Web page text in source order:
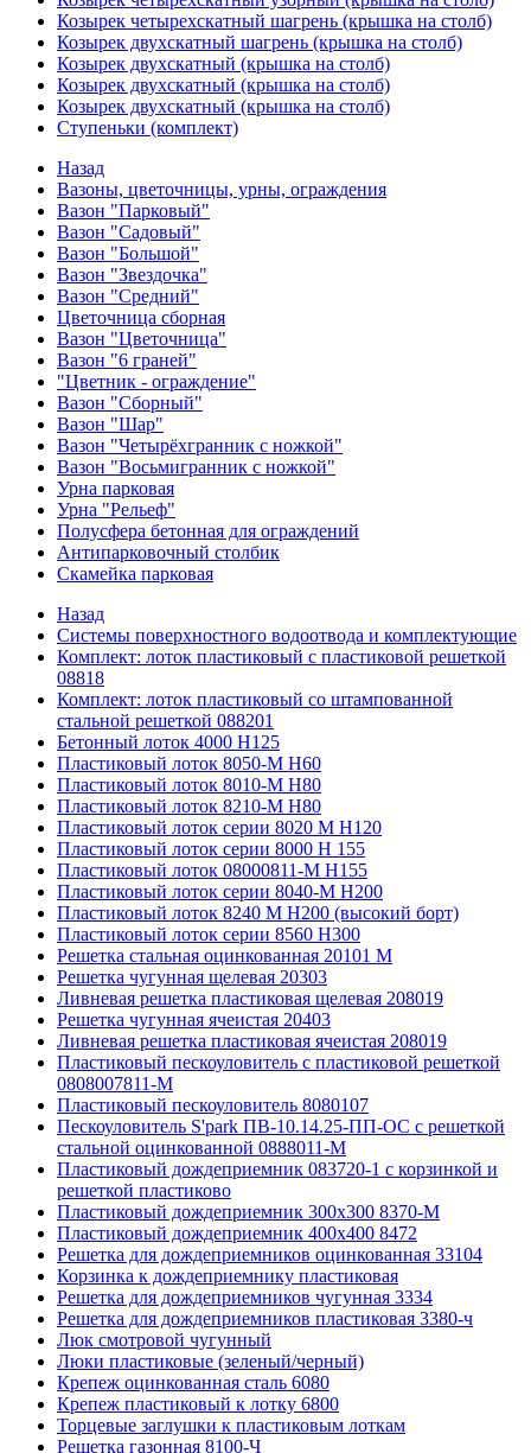
Козырек четырехскатный шагрень (крышка на столб)
Козырек двухскатный шагрень (крышка на столб)
Козырек двухскатный (крышка на столб)
Козырек двухскатный (крышка на столб)
Козырек двухскатный (крышка на столб)
Ступеньки (комплект)
Назад
Вазоны, цветочницы, урны, ограждения
Вазон "Парковый"
Вазон "Садовый"
Вазон "Большой"
Вазон "Звездочка"
Вазон "Средний"
Цветочница сборная
Вазон "Цветочница"
Вазон "6 граней"
"Цветник - ограждение"
Вазон "Сборный"
Вазон "Шар"
Вазон "Четырёхгранник с ножкой"
Вазон "Восьмигранник с ножкой"
Урна парковая
Урна "Рельеф"
Полусфера бетонная для ограждений
Антипарковочный столбик
Скамейка парковая
Назад
Системы поверхностного водоотвода и комплектующие
Комплект: лоток пластиковый с пластиковой решеткой
08818
Комплект: лоток пластиковый со штампованной
стальной решеткой 088201
Бетонный лоток 4000 Н125
Пластиковый лоток 8050-М H60
Пластиковый лоток 8010-М H80
Пластиковый лоток 8210-М H80
Пластиковый лоток серии 8020 М H120
Пластиковый лоток серии 8000 Н 155
Пластиковый лоток 08000811-М H155
Пластиковый лоток серии 8040-М H200
Пластиковый лоток 8240 M H200 (высокий борт)
Пластиковый лоток серии 8560 Н300
Решетка стальная оцинкованная 20101 М
Решетка чугунная щелевая 20303
Ливневая решетка пластиковая щелевая 208019
Решетка чугунная ячеистая 20403
Ливневая решетка пластиковая ячеистая 208019
Пластиковый пескоуловитель с пластиковой решеткой
0808007811-М
Пластиковый пескоуловитель 8080107
Пескоуловитель S'park ПВ-10.14.25-ПП-ОС с решеткой
стальной оцинкованной 0888011-М
Пластиковый дождеприемник 083720-1 c корзинкой и
решеткой пластиково
Пластиковый дождеприемник 300x300 8370-М
Пластиковый дождеприемник 400x400 8472
Решетка для дождеприемников оцинкованная 33104
Корзинка к дождеприемнику пластиковая
Решетка для дождеприемников чугунная 3334
Решетка для дождеприемников пластиковая 3380-ч
Люк смотровой чугунный
Люки пластиковые (зеленый/черный)
Крепеж оцинкованная сталь 6080
Крепеж пластиковый к лотку 6800
Торцевые заглушки к пластиковым лоткам
Решетка газонная 8100-Ч